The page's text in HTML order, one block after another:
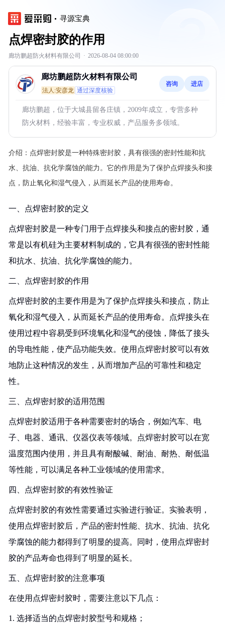
寻源宝典
点焊密封胶的作用
廊坊鹏超防火材料有限公司 · 2026-08-04 08:00:00
廊坊鹏超防火材料有限公司
法人:安彦龙 通过深度核验
咨询 进店
廊坊鹏超，位于大城县留各庄镇，2009年成立，专营多种
防火材料，经验丰富，专业权威，产品服务多领域。
介绍： 点焊密封胶是一种特殊密封胶，具有很强的密封性能和抗
水、抗油、抗化学腐蚀的能力。它的作用是为了保护点焊接头和接
点，防止氧化和湿气侵入，从而延长产品的使用寿命。
一、点焊密封胶的定义
点焊密封胶是一种专门用于点焊接头和接点的密封胶，通
常是以有机硅为主要材料制成的，它具有很强的密封性能
和抗水、抗油、抗化学腐蚀的能力。
二、点焊密封胶的作用
点焊密封胶的主要作用是为了保护点焊接头和接点，防止
氧化和湿气侵入，从而延长产品的使用寿命。点焊接头在
使用过程中容易受到环境氧化和湿气的侵蚀，降低了接头
的导电性能，使产品功能失效。使用点焊密封胶可以有效
地防止这种情况的发生，从而增加产品的可靠性和稳定
性。
三、点焊密封胶的适用范围
点焊密封胶适用于各种需要密封的场合，例如汽车、电
子、电器、通讯、仪器仪表等领域。点焊密封胶可以在宽
温度范围内使用，并且具有耐酸碱、耐油、耐热、耐低温
等性能，可以满足各种工业领域的使用需求。
四、点焊密封胶的有效性验证
点焊密封胶的有效性需要通过实验进行验证。实验表明，
使用点焊密封胶后，产品的密封性能、抗水、抗油、抗化
学腐蚀的能力都得到了明显的提高。同时，使用点焊密封
胶的产品寿命也得到了明显的延长。
五、点焊密封胶的注意事项
在使用点焊密封胶时，需要注意以下几点：
1. 选择适当的点焊密封胶型号和规格；